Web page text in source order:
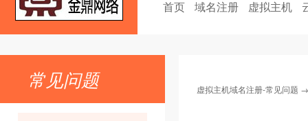
首页 域名注册 虚拟主机
常见问题 虚拟主机域名注册-常见问题